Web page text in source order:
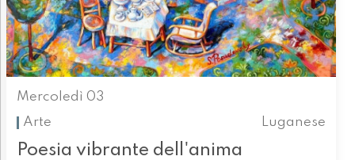
Mercoledì 03
Arte
Luganese
Poesia vibrante dell'anima